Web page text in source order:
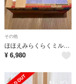
その他
ほほえみらくらくミルク200ml24本
¥ 6,980